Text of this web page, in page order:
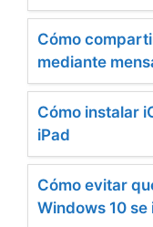
Cómo
mediante
Cómo instalar
iPad
Cómo evitar
Windows 10